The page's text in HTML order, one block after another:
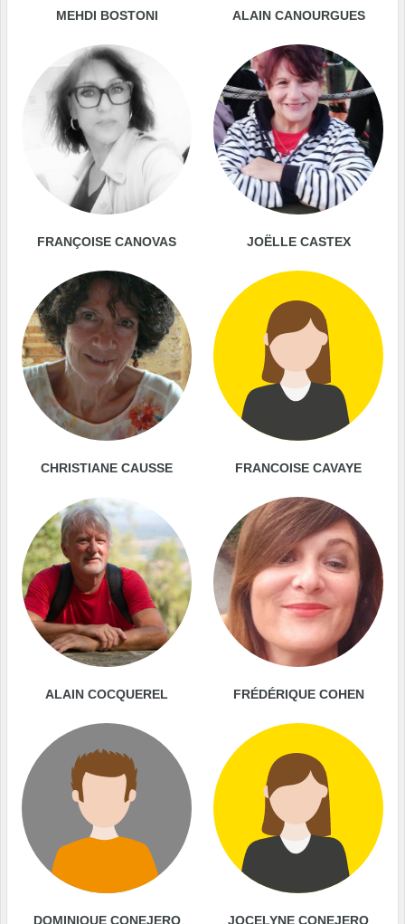
MEHDI BOSTONI ALAIN CANOURGUES
FRANÇOISE CANOVAS JOËLLE CASTEX
CHRISTIANE CAUSSE FRANCOISE CAVAYE
ALAIN COCQUEREL FRÉDÉRIQUE COHEN
DOMINIQUE CONEJERO JOCELYNE CONEJERO